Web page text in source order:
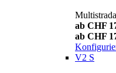
ab CHF
ab CHF
V2 S